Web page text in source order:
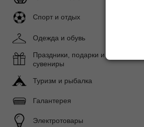
Спорт и отдых
Одежда и обувь
Праздники, подарки и
сувениры
Туризм и рыбалка
Галантерея
Электротовары